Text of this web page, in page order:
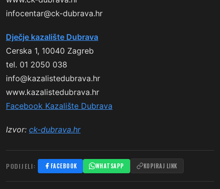
infocentar@ck-dubrava.hr
Dječje kazalište Dubrava
Cerska 1, 10040 Zagreb
tel. 01 2050 038
info@kazalistedubrava.hr
www.kazalistedubrava.hr
Facebook Kazalište Dubrava
Izvor: ck-dubrava.hr
PODIJELI: FACEBOOK WHATSAPP KOPIRAJ LINK